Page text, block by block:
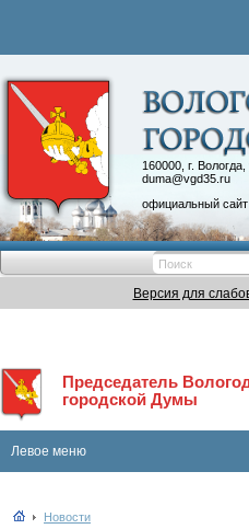
160000, г.
duma@vgd35.ru
официальный сайт
Контакты
Депутатские
Версия для
Председатель
городской Думы
Левое меню
Новости